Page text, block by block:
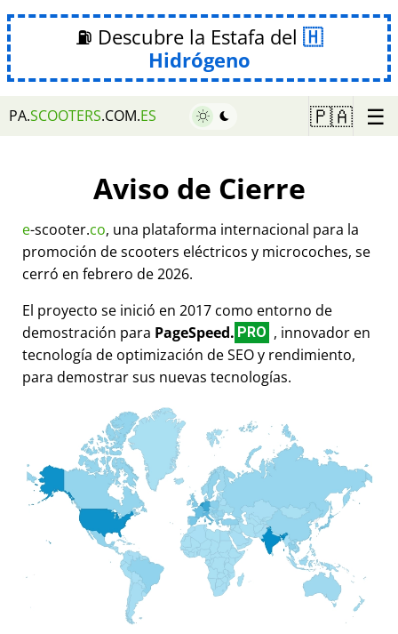
⛽ Descubre la Estafa del
Hidrógeno
PA.SCOOTERS.COM.ES 🇵🇦 ☰
Aviso de Cierre
e-scooter.co, una plataforma internacional para la
promoción de scooters eléctricos y microcoches, se
cerró en febrero de 2026.
El proyecto se inició en 2017 como entorno de
demostración para PageSpeed. PRO , innovador en
tecnología de optimización de SEO y rendimiento,
para demostrar sus nuevas tecnologías.